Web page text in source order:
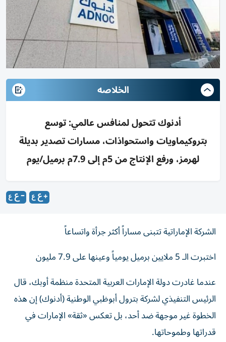
الخلاصه
أدنوك تتحول لمنافس عالمي: توسع
بتروكيماويات واستحواذات، مسارات تصدير بديلة
لهرمز، ورفع الإنتاج من 5م إلى 7.9م برميل/يوم
الشركة الإماراتية تتبنى مساراً أكثر جرأة واتساعاً
اختبرت الـ 5 ملايين برميل يومياً وعينها على 7.9 مليون
عندما غادرت دولة الإمارات العربية المتحدة منظمة أوبك، قال
الرئيس التنفيذي لشركة بترول أبوظبي الوطنية (أدنوك) إن هذه
الخطوة غير موجهة ضد أحد، بل تعكس «ثقة» الإمارات في
قدراتها وطموحاتها.